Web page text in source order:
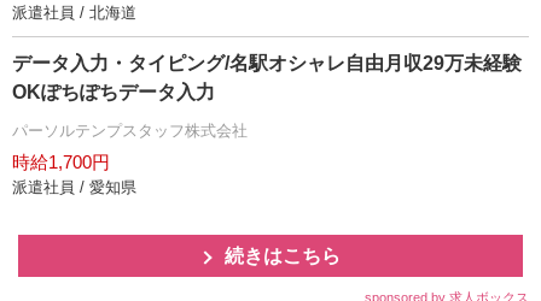
派遣社員 / 北海道
データ入力・タイピング/名駅オシャレ自由月収29万未経験
OKぽちぽちデータ入力
パーソルテンプスタッフ株式会社
時給1,700円
派遣社員 / 愛知県
続きはこちら
sponsored by 求人ボックス